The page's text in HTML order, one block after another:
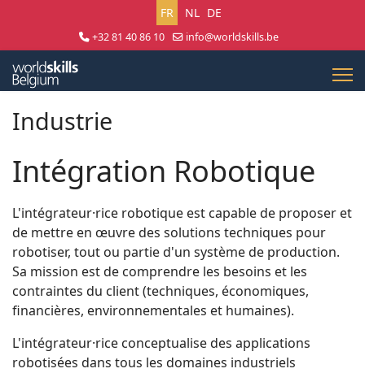
Sélectionnez votre langue
FR NL DE
+32 81 40 86 10
info@worldskills.be
Industrie
Intégration Robotique
L'intégrateur·rice robotique est capable de proposer et
de mettre en œuvre des solutions techniques pour
robotiser, tout ou partie d'un système de production.
Sa mission est de comprendre les besoins et les
contraintes du client (techniques, économiques,
financières, environnementales et humaines).
L'intégrateur·rice conceptualise des applications
robotisées dans tous les domaines industriels